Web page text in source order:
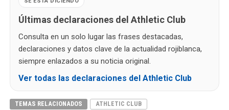
Últimas declaraciones del Athletic Club
Consulta en un solo lugar las frases destacadas,
declaraciones y datos clave de la actualidad rojiblanca,
siempre enlazados a su noticia original.
Ver todas las declaraciones del Athletic Club
TEMAS RELACIONADOS ATHLETIC CLUB